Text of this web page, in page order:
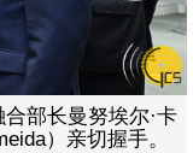
行政长官岑浩辉与葡
斯特罗·阿尔梅达